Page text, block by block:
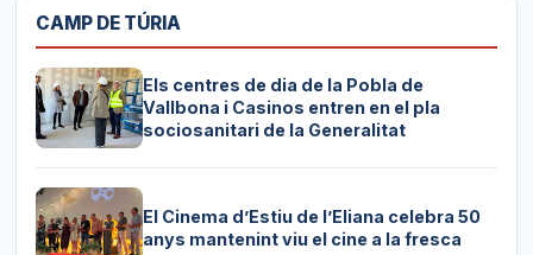
CAMP DE TÚRIA
Els centres de dia de la Pobla de
Vallbona i Casinos entren en el pla
sociosanitari de la Generalitat
El Cinema d’Estiu de l’Eliana celebra 50
anys mantenint viu el cine a la fresca